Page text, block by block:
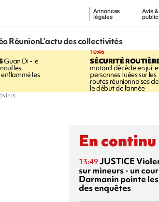
Annonces
légales
Avis
RéunionL’actu des collectivités
Guan Di - le
les
10:46
SÉCURITÉ
motard décède en
personnes tuées sur les
routes réunionnaises
le début de l'année
En continu
13:49 JUSTICE
sur mineurs - un
Darmanin pointe
des enquêtes